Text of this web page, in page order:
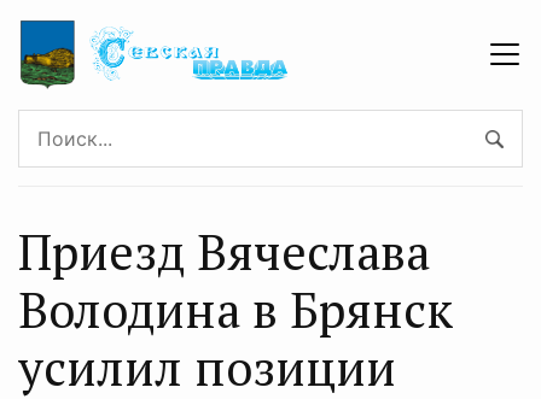
Приезд Вячеслава
Володина в Брянск
усилил позиции